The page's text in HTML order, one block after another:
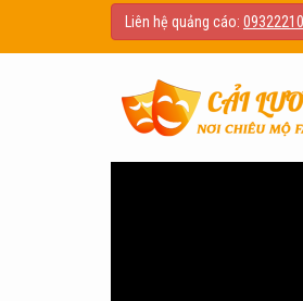
Liên hệ quảng cáo: